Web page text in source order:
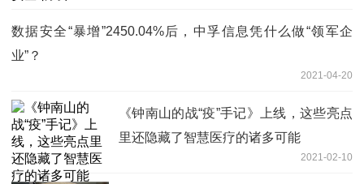
数据安全“暴增”2450.04%后，中孚信息凭什么做“领军企
业”？
2021-04-20
《钟南山的战“疫”手记》上线，这些亮点
里还隐藏了智慧医疗的诸多可能
2021-02-10